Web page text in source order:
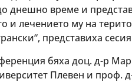
днешно време и
и лечението му на
представиха
бяха доц. д-р
Плевен и проф.